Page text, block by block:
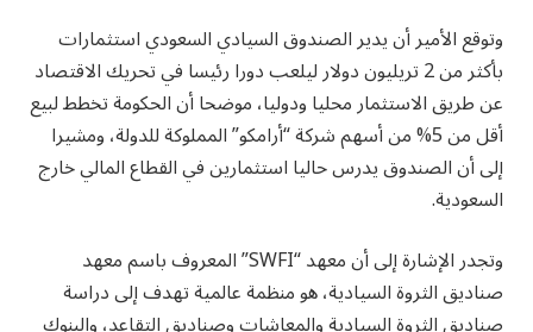
وتوقع الأمير أن يدير الصندوق السيادي السعودي استثمارات
بأكثر من 2 تريليون دولار ليلعب دورا رئيسا في تحريك الاقتصاد
عن طريق الاستثمار محليا ودوليا، موضحا أن الحكومة تخطط لبيع
أقل من 5% من أسهم شركة “أرامكو” المملوكة للدولة، ومشيرا
إلى أن الصندوق يدرس حاليا استثمارين في القطاع المالي خارج
السعودية.
وتجدر الإشارة إلى أن معهد “SWFI” المعروف باسم معهد
صناديق الثروة السيادية، هو منظمة عالمية تهدف إلى دراسة